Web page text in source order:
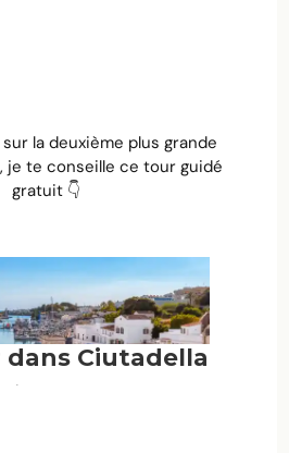
la deuxième plus grande
je te conseille ce tour guidé
gratuit 👇